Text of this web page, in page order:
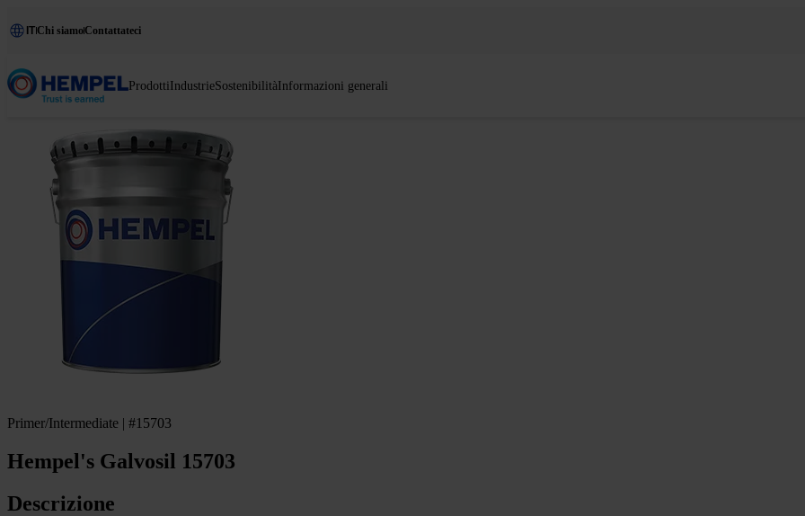
ITChi siamoContattateci
ProdottiIndustrieSostenibilitàInformazioni generali
Primer/Intermediate | #15703
Hempel's Galvosil 15703
Descrizione